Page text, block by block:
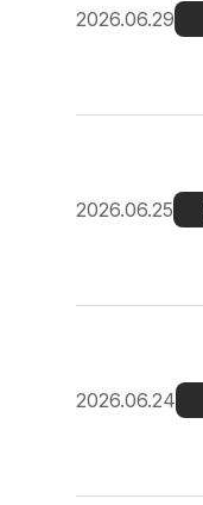
2026.06.29
2026.06.25
2026.06.24